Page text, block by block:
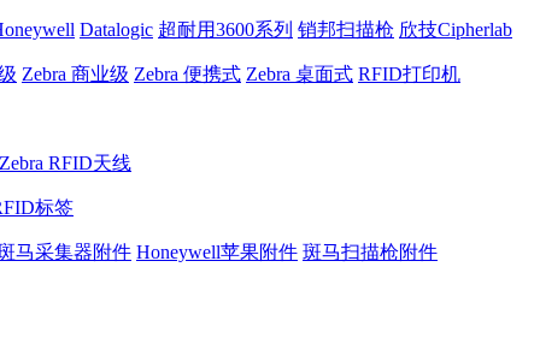
Datalogic 超耐用3600系列 销邦扫描枪 欣技Cipherlab
Zebra 商业级 Zebra 便携式 Zebra 桌面式 RFID打印机
Zebra RFID天线
标签
马采集器附件 Honeywell苹果附件 斑马扫描枪附件